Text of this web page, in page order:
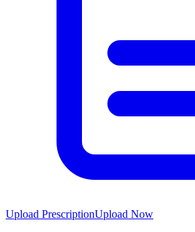
Upload PrescriptionUpload Now